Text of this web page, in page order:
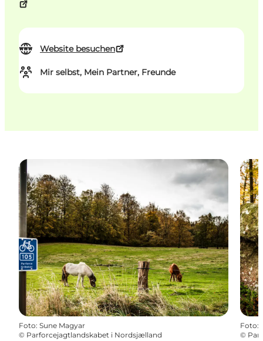
Website besuchen
Mir selbst, Mein Partner, Freunde
Foto: Sune Magyar
© Parforcejagtlandskabet i Nordsjælland
Foto:
©